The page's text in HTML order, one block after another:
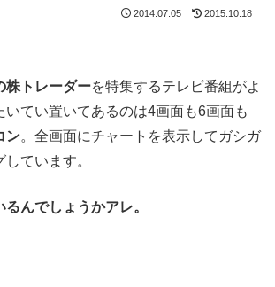
2014.07.05 2015.10.18
株トレーダーを特集するテレビ番組がよ
いてい置いてあるのは4画面も6画面も
ン。全画面にチャートを表示してガシガ
ています。
んでしょうかアレ。